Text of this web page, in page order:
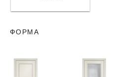
ФОРМА